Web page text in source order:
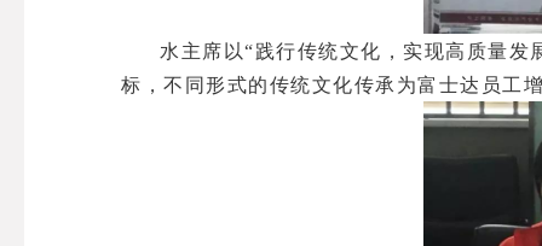
水主席以“践行传统文化，实现高质量
标，不同形式的传统文化传承为富士达员工